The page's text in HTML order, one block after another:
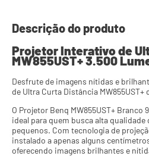
Descrição do produto
Projetor Interativo de
MW855UST+ 3.500
Desfrute de imagens nítidas e
de Ultra Curta Distância MW855UST+
O Projetor Benq MW855UST+ Branco
ideal para quem busca alta
pequenos. Com tecnologia de
instalado a apenas alguns
oferecendo imagens brilhantes e